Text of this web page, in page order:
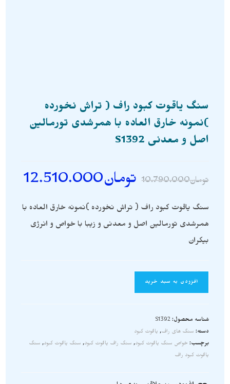
سنگ یاقوت کبود راف ( تراش نخورده
)نمونه خارق العاده با همرشدی تورمالین
اصل و معدنی S1392
تومان10.790.000 تومان12.510.000
سنگ یاقوت کبود راف ( تراش نخورده )نمونه خارق العاده با
همرشدی تورمالین اصل و معدنی و زیبا با خواص و انرژی
بیکران
افزودن به سبد خرید
شناسه محصول:S1392
دسته: سنگ های راف, یاقوت کبود
برچسب: خواص سنگ یاقوت کبود, سنگ راف یاقوت کبود, سنگ یاقوت کبود, سنگ
یاقوت کبود راف